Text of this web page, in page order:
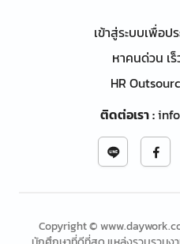
เข้าสู่ระบบเพื่อป
หาคนด่วน เ
HR
ติดต่อเรา:
Copyright ©